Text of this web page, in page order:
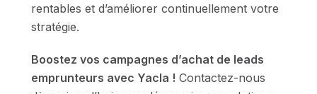
rentables et d’améliorer continuellement votre
stratégie.
Boostez vos campagnes d’achat de leads
emprunteurs avec Yacla ! Contactez-nous